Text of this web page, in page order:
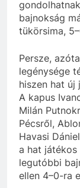
bajnokság
tükörsima,
Persze,
legénysége
hiszen hat új
A kapus
Milán
Pécsről,
Havasi
a hat
legutóbbi
ellen 4–0-ra